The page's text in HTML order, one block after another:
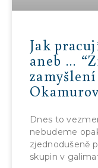
Jak
aneb …
Dnes to
nebudeme
zjednodušeně
skupin v